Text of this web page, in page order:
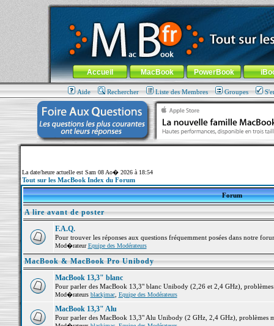
MacBook-fr.com : 100% Apple... 100% nomade !
Aller au contenu-Aller au menu général-Aller au menu de
Menu général
Accueil MacBook PowerBook
Aide Rechercher Liste des Membres Groupes
La date/heure actuelle est Sam 08 Ao� 2026 à 18:54
Tout sur les MacBook Index du Forum
Forum
A lire avant de poster
F.A.Q.
Pour trouver les réponses aux questions fréquemment posées dans notre
Mod�rateurEquipe des Modérateurs
MacBook & MacBook Pro Unibody
MacBook 13,3" blanc
Pour parler des MacBook 13,3" blanc Unibody (2,26 et 2,4 GHz),
Mod�rateurs blackjmac, Equipe des Modérateurs
MacBook 13,3" Alu
Pour parler des MacBook 13,3" Alu Unibody (2 GHz, 2,4 GHz), problèmes